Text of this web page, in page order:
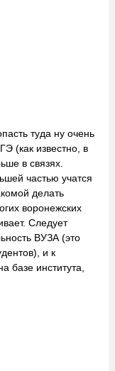
туда ну очень
(как известно, в
в связях.
частью учатся
делать
воронежских
Следует
ВУЗА (это
и к
базе института,